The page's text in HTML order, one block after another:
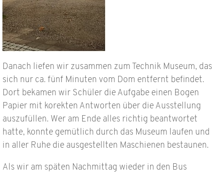
Danach liefen wir zusammen zum Technik Museum, das
sich nur ca. fünf Minuten vom Dom entfernt befindet.
Dort bekamen wir Schüler die Aufgabe einen Bogen
Papier mit korekten Antworten über die Ausstellung
auszufüllen. Wer am Ende alles richtig beantwortet
hatte, konnte gemütlich durch das Museum laufen und
in aller Ruhe die ausgestellten Maschienen bestaunen.
Als wir am späten Nachmittag wieder in den Bus